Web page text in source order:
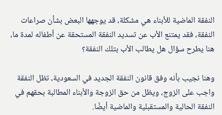
النفقة الماضية للأبناء هي مشكلة، قد يوجهها البعض بشأن صراعات
النفقة، فقد يمتنع الأب عن تسديد النفقة المستحقة عن أطفاله لمدة ما،
هنا يطرح سؤال هل يطالب الأب بتلك النفقة؟
وهنا نجيب بأنه وفق قانون النفقة الجديد في السعودية، تظل النفقة
واجب على الزوج، ويظل من حق الزوجة والأبناء المطالبة بحقهم في
النفقة الحالية والمستقبلية والماضية أيضًا.